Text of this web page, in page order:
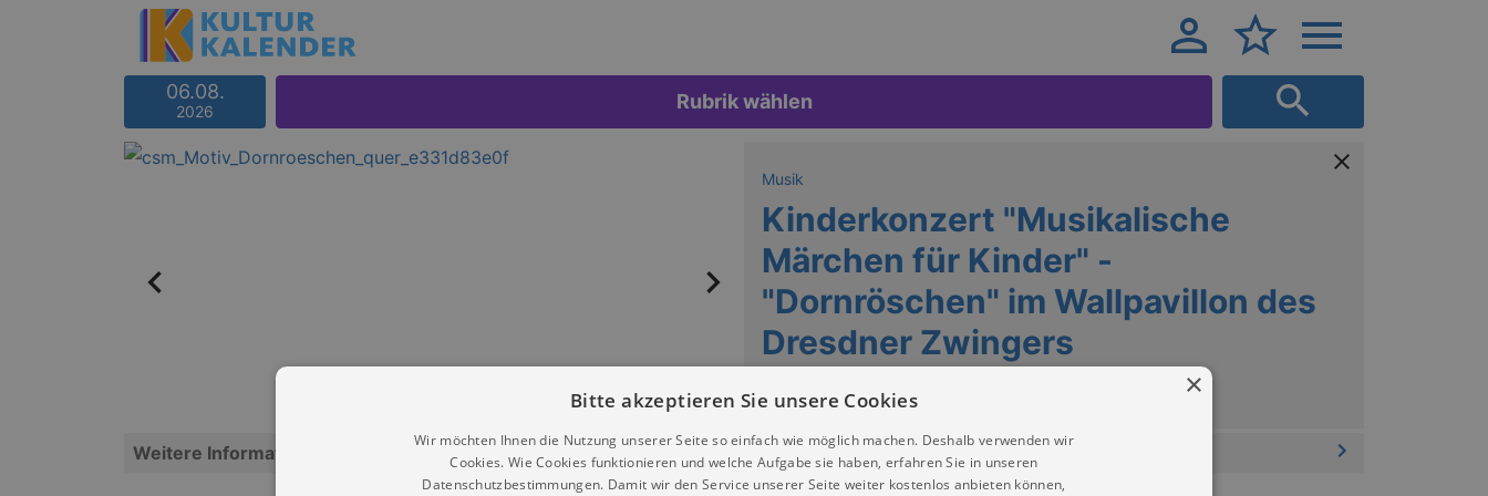
06.08.
2026 Rubrik wählen
Musik
Kinderkonzert "Musikalische
Märchen für Kinder" -
"Dornröschen" im Wallpavillon des
Dresdner Zwingers
Zwinger Dresden (Wallpavillon)
Weitere Informationen
×
Bitte akzeptieren Sie unsere Cookies
Wir möchten Ihnen die Nutzung unserer Seite so einfach wie möglich machen. Deshalb verwenden wir
Cookies. Wie Cookies funktionieren und welche Aufgabe sie haben, erfahren Sie in unseren
Datenschutzbestimmungen. Damit wir den Service unserer Seite weiter kostenlos anbieten können,